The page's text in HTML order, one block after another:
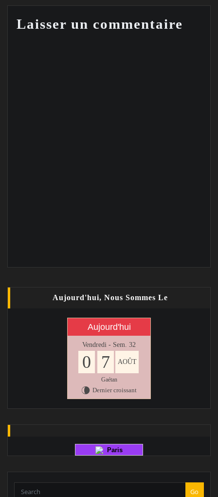
Laisser un commentaire
Aujourd'hui, Nous Sommes Le
Aujourd'hui
Vendredi - Sem. 32
0 7 AOÛT
Gaétan
V Dernier croissant
Paris
Go